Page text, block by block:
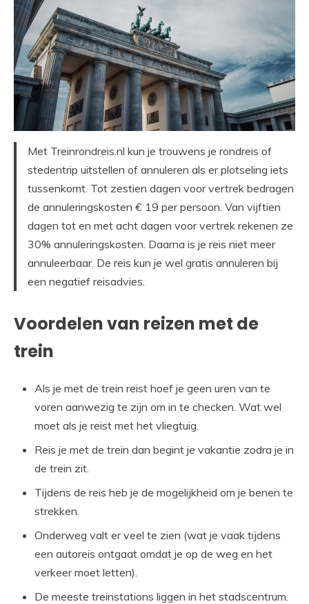
Met Treinrondreis.nl kun je trouwens je rondreis of
stedentrip uitstellen of annuleren als er plotseling iets
tussenkomt. Tot zestien dagen voor vertrek bedragen
de annuleringskosten € 19 per persoon. Van vijftien
dagen tot en met acht dagen voor vertrek rekenen ze
30% annuleringskosten. Daarna is je reis niet meer
annuleerbaar. De reis kun je wel gratis annuleren bij
een negatief reisadvies.
Voordelen van reizen met de
trein
Als je met de trein reist hoef je geen uren van te
voren aanwezig te zijn om in te checken. Wat wel
moet als je reist met het vliegtuig.
Reis je met de trein dan begint je vakantie zodra je in
de trein zit.
Tijdens de reis heb je de mogelijkheid om je benen te
strekken.
Onderweg valt er veel te zien (wat je vaak tijdens
een autoreis ontgaat omdat je op de weg en het
verkeer moet letten).
De meeste treinstations liggen in het stadscentrum.